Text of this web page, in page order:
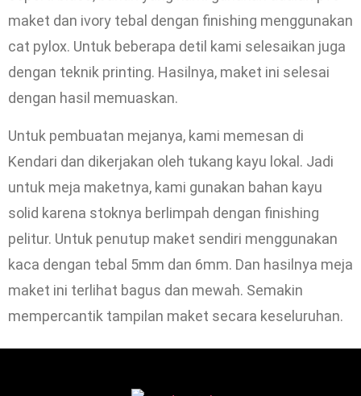
maket dan ivory tebal dengan finishing menggunakan
cat pylox. Untuk beberapa detil kami selesaikan juga
dengan teknik printing. Hasilnya, maket ini selesai
dengan hasil memuaskan.
Untuk pembuatan mejanya, kami memesan di
Kendari dan dikerjakan oleh tukang kayu lokal. Jadi
untuk meja maketnya, kami gunakan bahan kayu
solid karena stoknya berlimpah dengan finishing
pelitur. Untuk penutup maket sendiri menggunakan
kaca dengan tebal 5mm dan 6mm. Dan hasilnya meja
maket ini terlihat bagus dan mewah. Semakin
mempercantik tampilan maket secara keseluruhan.